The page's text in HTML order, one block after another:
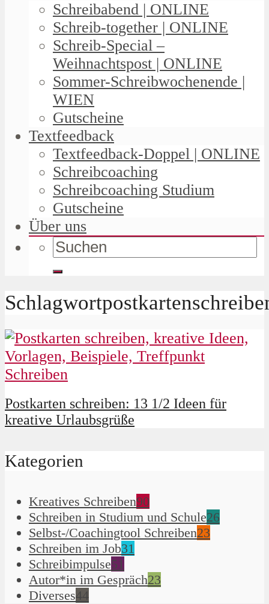
Schreibabend | ONLINE
Schreib-together | ONLINE
Schreib-Special –
Weihnachtspost | ONLINE
Sommer-Schreibwochenende |
WIEN
Gutscheine
Textfeedback
Textfeedback-Doppel | ONLINE
Schreibcoaching
Schreibcoaching Studium
Gutscheine
Über uns
Postkarten schreiben: 13 1/2 Ideen für
kreative Urlaubsgrüße
Kategorien
Kreatives Schreiben90
Schreiben in Studium und Schule26
Selbst-/Coachingtool Schreiben23
Schreiben im Job31
Schreibimpulse51
Autor*in im Gespräch23
Diverses44